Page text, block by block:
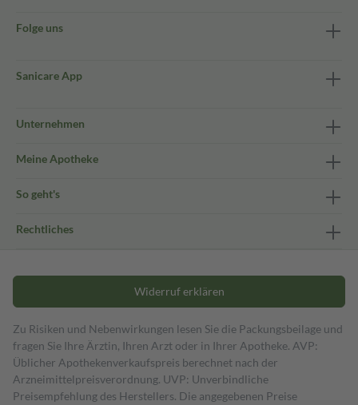
Folge uns
Sanicare App
Unternehmen
Meine Apotheke
So geht's
Rechtliches
Widerruf erklären
Zu Risiken und Nebenwirkungen lesen Sie die Packungsbeilage und
fragen Sie Ihre Ärztin, Ihren Arzt oder in Ihrer Apotheke. AVP:
Üblicher Apothekenverkaufspreis berechnet nach der
Arzneimittelpreisverordnung. UVP: Unverbindliche
Preisempfehlung des Herstellers. Die angegebenen Preise